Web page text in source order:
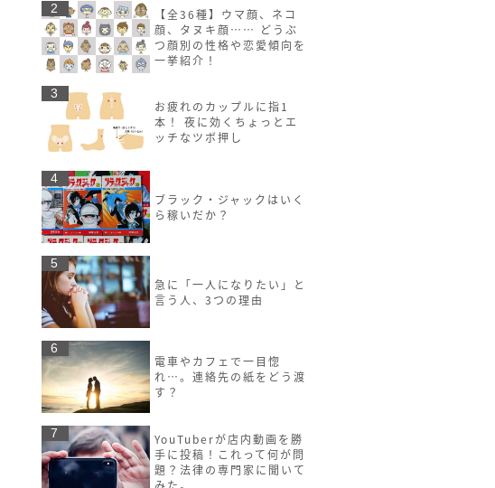
2
【全36種】ウマ顔、ネコ
顔、タヌキ顔…… どうぶ
つ顔別の性格や恋愛傾向を
一挙紹介！
3
お疲れのカップルに指1
本！ 夜に効くちょっとエ
ッチなツボ押し
4
ブラック・ジャックはいく
ら稼いだか？
5
急に「一人になりたい」と
言う人、3つの理由
6
電車やカフェで一目惚
れ…。連絡先の紙をどう渡
す？
7
YouTuberが店内動画を勝
手に投稿！これって何が問
題？法律の専門家に聞いて
みた。